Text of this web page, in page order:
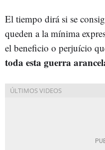
El tiempo dirá si se
queden a la mínima
el beneficio o perjuício
toda esta guerra